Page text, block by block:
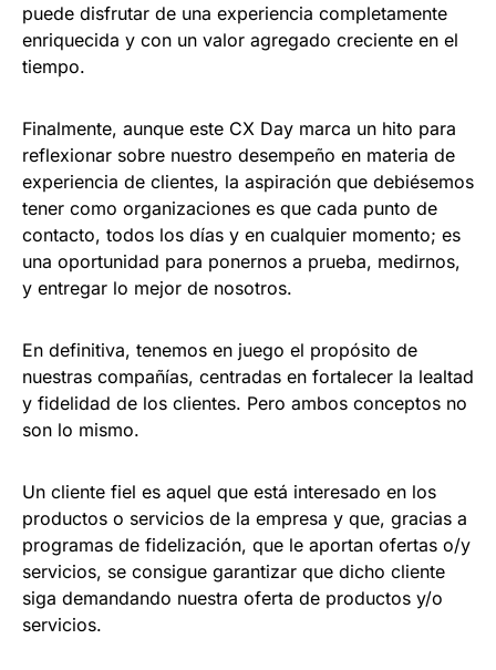
puede disfrutar de una experiencia completamente
enriquecida y con un valor agregado creciente en el
tiempo.
Finalmente, aunque este CX Day marca un hito para
reflexionar sobre nuestro desempeño en materia de
experiencia de clientes, la aspiración que debiésemos
tener como organizaciones es que cada punto de
contacto, todos los días y en cualquier momento; es
una oportunidad para ponernos a prueba, medirnos,
y entregar lo mejor de nosotros.
En definitiva, tenemos en juego el propósito de
nuestras compañías, centradas en fortalecer la lealtad
y fidelidad de los clientes. Pero ambos conceptos no
son lo mismo.
Un cliente fiel es aquel que está interesado en los
productos o servicios de la empresa y que, gracias a
programas de fidelización, que le aportan ofertas o/y
servicios, se consigue garantizar que dicho cliente
siga demandando nuestra oferta de productos y/o
servicios.